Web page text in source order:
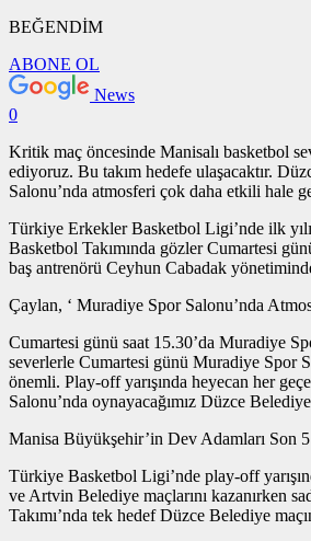
BEĞENDİM
ABONE OL
News
0
Kritik maç öncesinde Manisalı basketbol
ediyoruz. Bu takım hedefe ulaşacaktır.
Salonu’nda atmosferi çok daha etkili hale
Türkiye Erkekler Basketbol Ligi’nde ilk
Basketbol Takımında gözler Cumartesi
baş antrenörü Ceyhun Cabadak
Çaylan, ‘ Muradiye Spor Salonu’nda
Cumartesi günü saat 15.30’da Muradiye
severlerle Cumartesi günü Muradiye Spor
önemli. Play-off yarışında heyecan her
Salonu’nda oynayacağımız Düzce
Manisa Büyükşehir’in Dev Adamları Son
Türkiye Basketbol Ligi’nde play-off
ve Artvin Belediye maçlarını kazanırken
Takımı’nda tek hedef Düzce Belediye